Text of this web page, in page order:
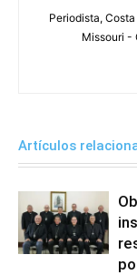
Periodista,
Missouri -
Artículos